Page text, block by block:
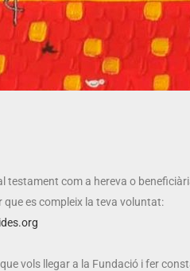
testament com a hereva o
es compleix la teva voluntat:
vols llegar a la Fundació i fer